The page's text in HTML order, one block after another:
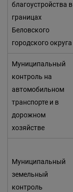
благоустройства в
границах
Беловского
городского округа
Муниципальный
контроль на
автомобильном
транспорте и в
дорожном
хозяйстве
Муниципальный
земельный
контроль